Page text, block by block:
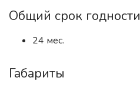
Общий срок годности
24 мес.
Габариты